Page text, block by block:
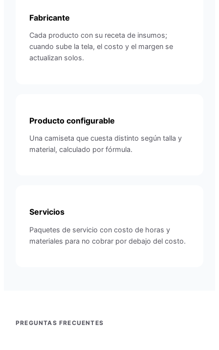
Fabricante
Cada producto con su receta de insumos;
cuando sube la tela, el costo y el margen se
actualizan solos.
Producto configurable
Una camiseta que cuesta distinto según talla y
material, calculado por fórmula.
Servicios
Paquetes de servicio con costo de horas y
materiales para no cobrar por debajo del costo.
PREGUNTAS FRECUENTES